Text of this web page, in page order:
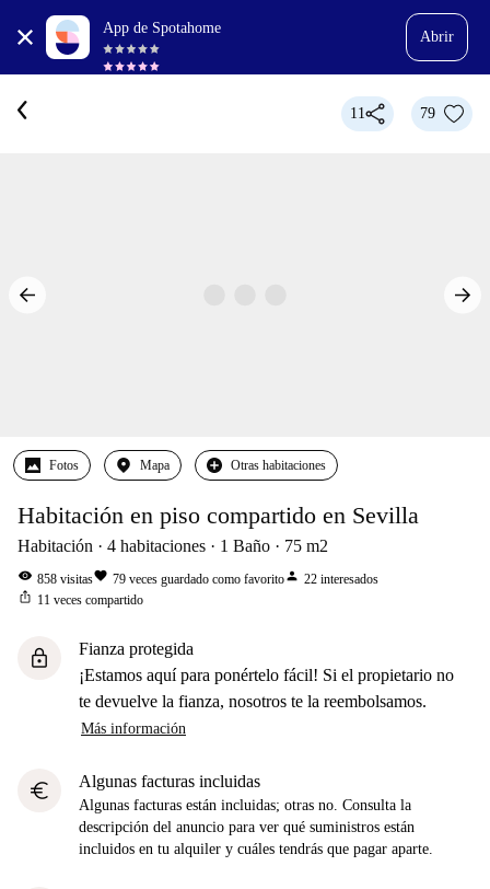
App de Spotahome
Abrir
11 79
Fotos Mapa Otras habitaciones
Habitación en piso compartido en Sevilla
Habitación 4 habitaciones 1 Baño 75 m2
visibility 858 visitasfavorite 79 veces guardado como favoritoperson 22 interesados
ios_share 11 veces compartido
lock
Fianza protegida
¡Estamos aquí para ponértelo fácil! Si el propietario no
te devuelve la fianza, nosotros te la reembolsamos.
Más información
euro Algunas facturas incluidas
Algunas facturas están incluidas; otras no. Consulta la
descripción del anuncio para ver qué suministros están
incluidos en tu alquiler y cuáles tendrás que pagar aparte.